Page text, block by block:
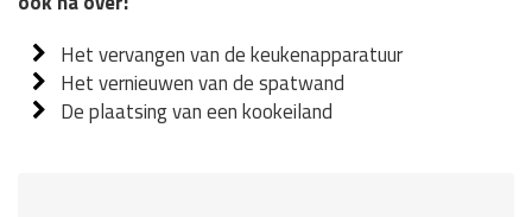
Het vervangen van de keukenapparatuur
Het vernieuwen van de spatwand
De plaatsing van een kookeiland